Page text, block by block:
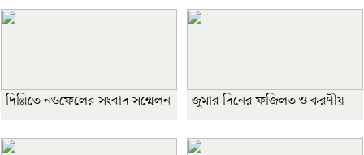
দিল্লিতে নওফেলের সংবাদ সম্মেলন জুমার দিনের ফজিলত ও করণীয়